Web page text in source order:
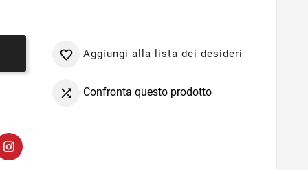
 Aggiungi alla lista dei desideri
 Confronta questo prodotto